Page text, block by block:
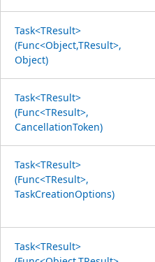
Task<TResult>
(Func<Object,TResult>,
Object)
Task<TResult>
(Func<TResult>,
CancellationToken)
Task<TResult>
(Func<TResult>,
TaskCreationOptions)
Task<TResult>